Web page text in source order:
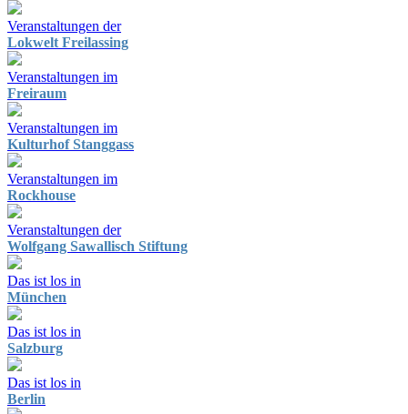
Veranstaltungen der
Lokwelt Freilassing
Veranstaltungen im
Freiraum
Veranstaltungen im
Kulturhof Stanggass
Veranstaltungen im
Rockhouse
Veranstaltungen der
Wolfgang Sawallisch Stiftung
Das ist los in
München
Das ist los in
Salzburg
Das ist los in
Berlin